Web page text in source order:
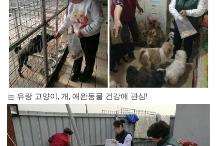
는 유랑 고양이, 개, 애완동물 건강에 관심!